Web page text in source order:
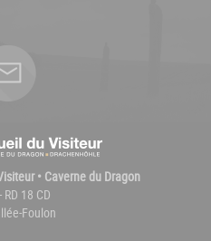
• Caverne du Dragon
18 CD
Foulon